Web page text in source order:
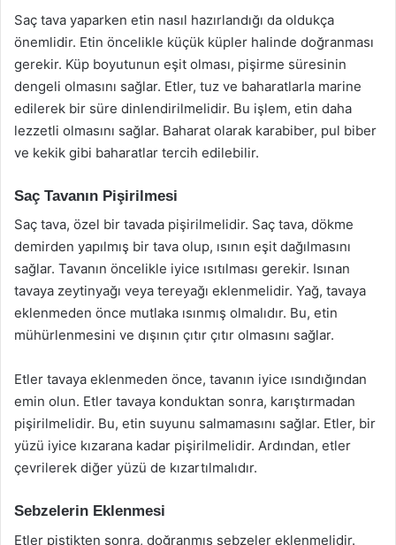
Saç tava yaparken etin nasıl hazırlandığı da oldukça
önemlidir. Etin öncelikle küçük küpler halinde doğranması
gerekir. Küp boyutunun eşit olması, pişirme süresinin
dengeli olmasını sağlar. Etler, tuz ve baharatlarla marine
edilerek bir süre dinlendirilmelidir. Bu işlem, etin daha
lezzetli olmasını sağlar. Baharat olarak karabiber, pul biber
ve kekik gibi baharatlar tercih edilebilir.
Saç Tavanın Pişirilmesi
Saç tava, özel bir tavada pişirilmelidir. Saç tava, dökme
demirden yapılmış bir tava olup, ısının eşit dağılmasını
sağlar. Tavanın öncelikle iyice ısıtılması gerekir. Isınan
tavaya zeytinyağı veya tereyağı eklenmelidir. Yağ, tavaya
eklenmeden önce mutlaka ısınmış olmalıdır. Bu, etin
mühürlenmesini ve dışının çıtır çıtır olmasını sağlar.
Etler tavaya eklenmeden önce, tavanın iyice ısındığından
emin olun. Etler tavaya konduktan sonra, karıştırmadan
pişirilmelidir. Bu, etin suyunu salmamasını sağlar. Etler, bir
yüzü iyice kızarana kadar pişirilmelidir. Ardından, etler
çevrilerek diğer yüzü de kızartılmalıdır.
Sebzelerin Eklenmesi
Etler piştikten sonra, doğranmış sebzeler eklenmelidir.